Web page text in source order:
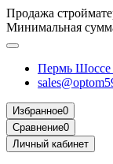
Продажа
Минимальная
Пермь Шоссе
Избранное0
Сравнение0
Личный кабинет